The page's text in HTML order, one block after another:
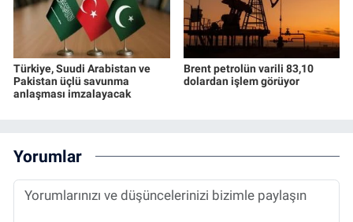
Türkiye, Suudi Arabistan ve
Pakistan üçlü savunma
anlaşması imzalayacak
Brent petrolün varili 83,10
dolardan işlem görüyor
Yorumlar